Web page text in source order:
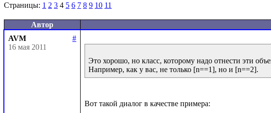
Страницы: 1 2 3 4 5 6 7 8 9 10 11
Автор
AVM
#
16 мая 2011
Это хорошо, но класс, которому надо отнести эти
Вот такой диалог в качестве примера: